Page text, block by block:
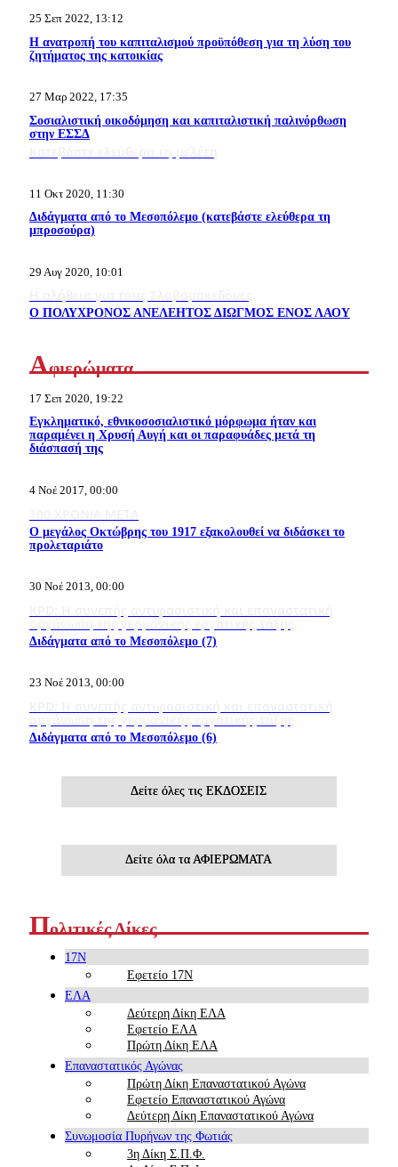
25 Σεπ 2022, 13:12
Η ανατροπή του καπιταλισμού προϋπόθεση για τη λύση του
ζητήματος της κατοικίας
27 Μαρ 2022, 17:35
Σοσιαλιστική οικοδόμηση και καπιταλιστική παλινόρθωση
στην ΕΣΣΔ
11 Οκτ 2020, 11:30
Διδάγματα από το Μεσοπόλεμο (κατεβάστε ελεύθερα τη
μπροσούρα)
29 Αυγ 2020, 10:01
Ο ΠΟΛΥΧΡΟΝΟΣ ΑΝΕΛΕΗΤΟΣ ΔΙΩΓΜΟΣ ΕΝΟΣ ΛΑΟΥ
Αφιερώματα
17 Σεπ 2020, 19:22
Εγκληματικό, εθνικοσοσιαλιστικό μόρφωμα ήταν και
παραμένει η Χρυσή Αυγή και οι παραφυάδες μετά τη
διάσπασή της
4 Νοέ 2017, 00:00
Ο μεγάλος Οκτώβρης του 1917 εξακολουθεί να διδάσκει το
προλεταριάτο
30 Νοέ 2013, 00:00
Διδάγματα από το Μεσοπόλεμο (7)
23 Νοέ 2013, 00:00
Διδάγματα από το Μεσοπόλεμο (6)
Δείτε όλες τις ΕΚΔΟΣΕΙΣ
Δείτε όλα τα ΑΦΙΕΡΩΜΑΤΑ
Πολιτικές Δίκες
17Ν
Εφετείο 17Ν
ΕΛΑ
Δεύτερη Δίκη ΕΛΑ
Εφετείο ΕΛΑ
Πρώτη Δίκη ΕΛΑ
Επαναστατικός Αγώνας
Πρώτη Δίκη Επαναστατικού Αγώνα
Εφετείο Επαναστατικού Αγώνα
Δεύτερη Δίκη Επαναστατικού Αγώνα
Συνωμοσία Πυρήνων της Φωτιάς
3η Δίκη Σ.Π.Φ.